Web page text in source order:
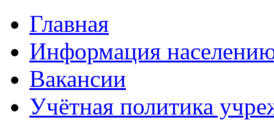
Главная
Информация
Вакансии
Учётная политика